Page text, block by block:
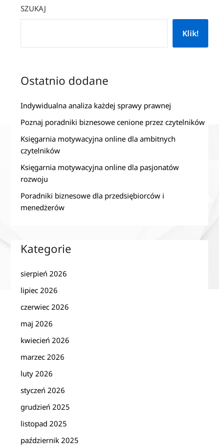
SZUKAJ
Klik!
Ostatnio dodane
Indywidualna analiza każdej sprawy prawnej
Poznaj poradniki biznesowe cenione przez czytelników
Księgarnia motywacyjna online dla ambitnych
czytelników
Księgarnia motywacyjna online dla pasjonatów
rozwoju
Poradniki biznesowe dla przedsiębiorców i
menedżerów
Kategorie
sierpień 2026
lipiec 2026
czerwiec 2026
maj 2026
kwiecień 2026
marzec 2026
luty 2026
styczeń 2026
grudzień 2025
listopad 2025
październik 2025